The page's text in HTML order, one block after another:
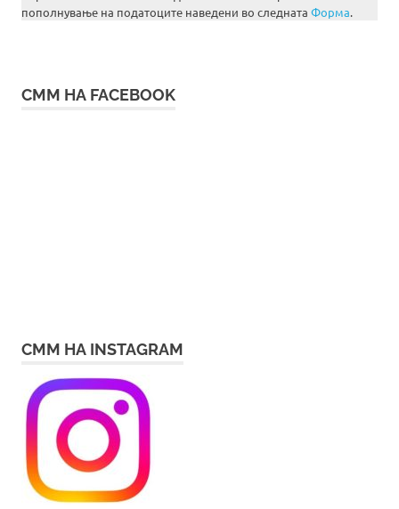
пополнување на податоците наведени во следната Форма.
СММ НА FACEBOOK
СММ НА INSTAGRAM